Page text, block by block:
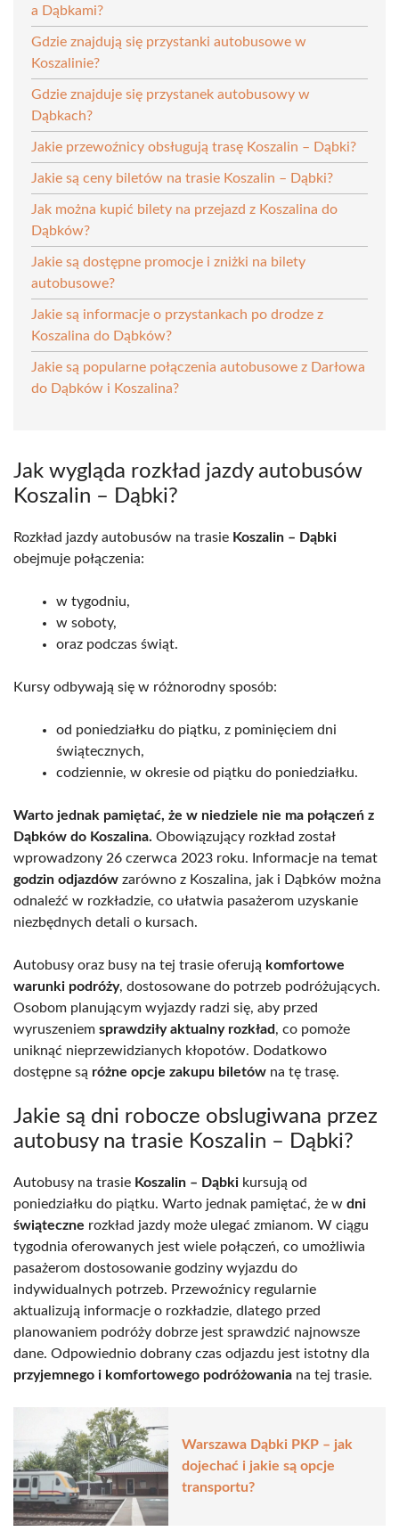
a Dąbkami?
Gdzie znajdują się przystanki autobusowe w
Koszalinie?
Gdzie znajduje się przystanek autobusowy w
Dąbkach?
Jakie przewoźnicy obsługują trasę Koszalin – Dąbki?
Jakie są ceny biletów na trasie Koszalin – Dąbki?
Jak można kupić bilety na przejazd z Koszalina do
Dąbków?
Jakie są dostępne promocje i zniżki na bilety
autobusowe?
Jakie są informacje o przystankach po drodze z
Koszalina do Dąbków?
Jakie są popularne połączenia autobusowe z Darłowa
do Dąbków i Koszalina?
Jak wygląda rozkład jazdy autobusów
Koszalin – Dąbki?
Rozkład jazdy autobusów na trasie Koszalin – Dąbki
obejmuje połączenia:
w tygodniu,
w soboty,
oraz podczas świąt.
Kursy odbywają się w różnorodny sposób:
od poniedziałku do piątku, z pominięciem dni
świątecznych,
codziennie, w okresie od piątku do poniedziałku.
Warto jednak pamiętać, że w niedziele nie ma połączeń z
Dąbków do Koszalina. Obowiązujący rozkład został
wprowadzony 26 czerwca 2023 roku. Informacje na temat
godzin odjazdów zarówno z Koszalina, jak i Dąbków można
odnaleźć w rozkładzie, co ułatwia pasażerom uzyskanie
niezbędnych detali o kursach.
Autobusy oraz busy na tej trasie oferują komfortowe
warunki podróży, dostosowane do potrzeb podróżujących.
Osobom planującym wyjazdy radzi się, aby przed
wyruszeniem sprawdziły aktualny rozkład, co pomoże
uniknąć nieprzewidzianych kłopotów. Dodatkowo
dostępne są różne opcje zakupu biletów na tę trasę.
Jakie są dni robocze obslugiwana przez
autobusy na trasie Koszalin – Dąbki?
Autobusy na trasie Koszalin – Dąbki kursują od
poniedziałku do piątku. Warto jednak pamiętać, że w dni
świąteczne rozkład jazdy może ulegać zmianom. W ciągu
tygodnia oferowanych jest wiele połączeń, co umożliwia
pasażerom dostosowanie godziny wyjazdu do
indywidualnych potrzeb. Przewoźnicy regularnie
aktualizują informacje o rozkładzie, dlatego przed
planowaniem podróży dobrze jest sprawdzić najnowsze
dane. Odpowiednio dobrany czas odjazdu jest istotny dla
przyjemnego i komfortowego podróżowania na tej trasie.
Warszawa Dąbki PKP – jak
dojechać i jakie są opcje
transportu?